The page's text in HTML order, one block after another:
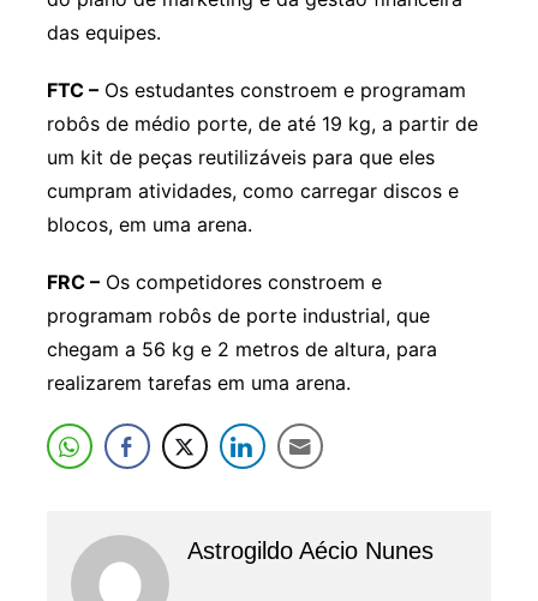
das equipes.
FTC –Os estudantes constroem e programam
robôs de médio porte, de até 19 kg, a partir de
um kit de peças reutilizáveis para que eles
cumpram atividades, como carregar discos e
blocos, em uma arena.
FRC –Os competidores constroem e
programam robôs de porte industrial, que
chegam a 56 kg e 2 metros de altura, para
realizarem tarefas em uma arena.
Astrogildo Aécio Nunes